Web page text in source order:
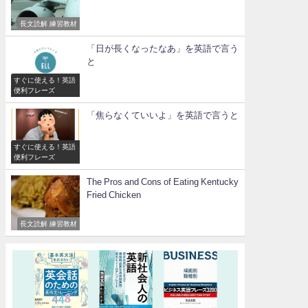
長文読解 練習教材
すぐに使える！英語
便利フレーズ
「日が長くなったなあ」を英語で言う
と
すぐに使える！英語
便利フレーズ
「焦らなくていいよ」を英語で言うと
長文読解 練習教材
The Pros and Cons of Eating Kentucky
Fried Chicken